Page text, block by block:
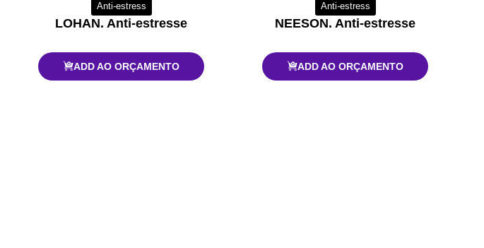
Anti-estress
LOHAN. Anti-estresse
ADD AO ORÇAMENTO
Anti-estress
NEESON. Anti-estresse
ADD AO ORÇAMENTO